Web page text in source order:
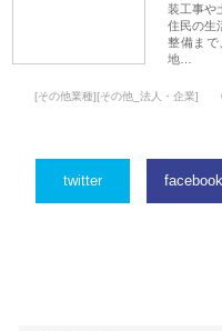
装工事や
住民の生
整備まで
地…
[その他業種][その他_法人・企業]
twitter facebook